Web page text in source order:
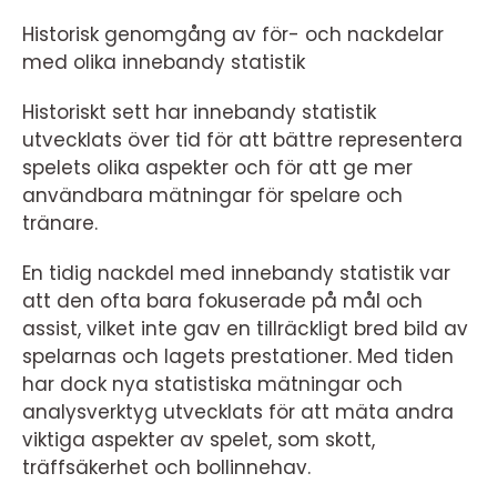
Historisk genomgång av för- och nackdelar
med olika innebandy statistik
Historiskt sett har innebandy statistik
utvecklats över tid för att bättre representera
spelets olika aspekter och för att ge mer
användbara mätningar för spelare och
tränare.
En tidig nackdel med innebandy statistik var
att den ofta bara fokuserade på mål och
assist, vilket inte gav en tillräckligt bred bild av
spelarnas och lagets prestationer. Med tiden
har dock nya statistiska mätningar och
analysverktyg utvecklats för att mäta andra
viktiga aspekter av spelet, som skott,
träffsäkerhet och bollinnehav.